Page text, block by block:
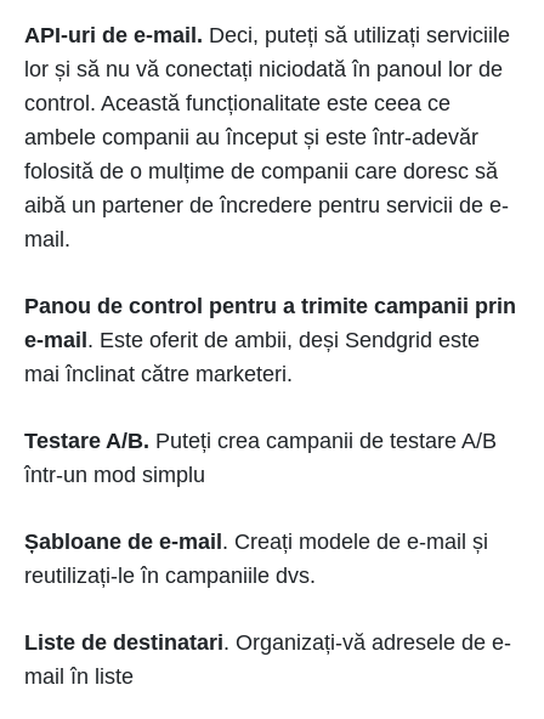
API-uri de e-mail. Deci, puteți să utilizați serviciile
lor și să nu vă conectați niciodată în panoul lor de
control. Această funcționalitate este ceea ce
ambele companii au început și este într-adevăr
folosită de o mulțime de companii care doresc să
aibă un partener de încredere pentru servicii de e-
mail.
Panou de control pentru a trimite campanii prin
e-mail. Este oferit de ambii, deși Sendgrid este
mai înclinat către marketeri.
Testare A/B. Puteți crea campanii de testare A/B
într-un mod simplu
Șabloane de e-mail. Creați modele de e-mail și
reutilizați-le în campaniile dvs.
Liste de destinatari. Organizați-vă adresele de e-
mail în liste